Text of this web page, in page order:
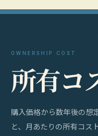
OWNERSHIP COST
所有コ
購入価格から数年後の想
と、月あたりの所有コス